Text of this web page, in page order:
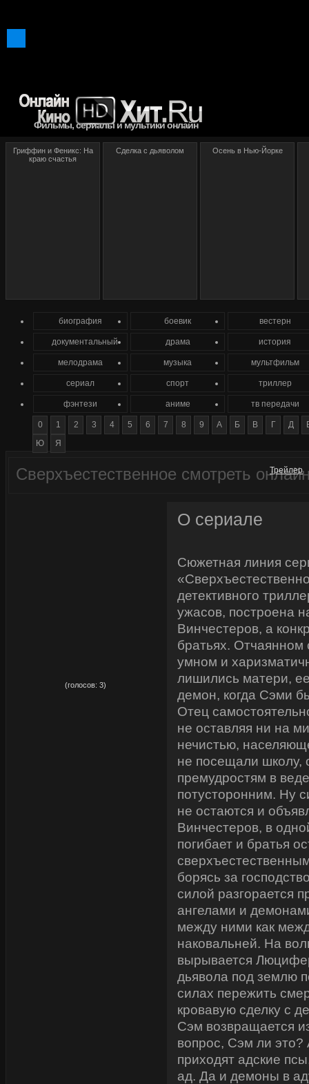
Фильмы, сериалы и мультики онлайн
Сверхъестественное смотреть
О сериале
Сюжетная линия
детективного
ужасов, построена
Винчестеров, а
братьях. Отчаянном
умном и
лишились матери,
демон, когда Сэми
Отец
не оставляя ни на
нечистью,
не посещали школу,
премудростям в
потусторонним. Ну
не остаются и
Винчестеров, в
погибает и братья
борясь за
силой разгорается
ангелами и
между ними как
наковальней. На
вырывается
дьявола под землю
силах пережить
кровавую сделку с
Сэм возвращается
вопрос, Сэм ли
приходят адские
ад. Да и демоны в
(голосов: 3)
Трейлер
биография боевик вестерн
документальный драма история
мелодрама музыка мультфильм
сериал спорт триллер
фэнтези аниме тв передачи
0 1 2 3 4 5 6 7 8 9 А Б В Г Д
Ю
Я
Гриффин и Феникс: На
краю счастья
Сделка с дьяволом Осень в Нью-Йорке